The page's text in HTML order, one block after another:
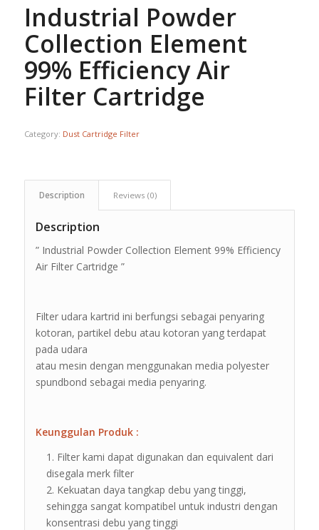
Industrial Powder
Collection Element
99% Efficiency Air
Filter Cartridge
Category: Dust Cartridge Filter
Description Reviews (0)
Description
” Industrial Powder Collection Element 99% Efficiency
Air Filter Cartridge ”
Filter udara kartrid ini berfungsi sebagai penyaring
kotoran, partikel debu atau kotoran yang terdapat
pada udara
atau mesin dengan menggunakan media polyester
spundbond sebagai media penyaring.
Keunggulan Produk :
Filter kami dapat digunakan dan equivalent dari
disegala merk filter
Kekuatan daya tangkap debu yang tinggi,
sehingga sangat kompatibel untuk industri dengan
konsentrasi debu yang tinggi